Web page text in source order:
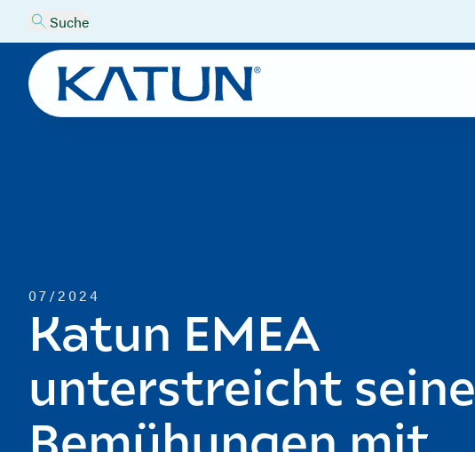
Suche
07/2024
Katun EMEA
unterstreicht seine
Bemühungen mit